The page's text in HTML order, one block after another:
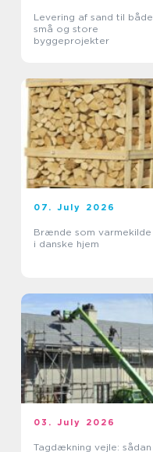
Levering af sand til både
små og store
byggeprojekter
07. July 2026
Brænde som varmekilde
i danske hjem
03. July 2026
Tagdækning vejle: sådan